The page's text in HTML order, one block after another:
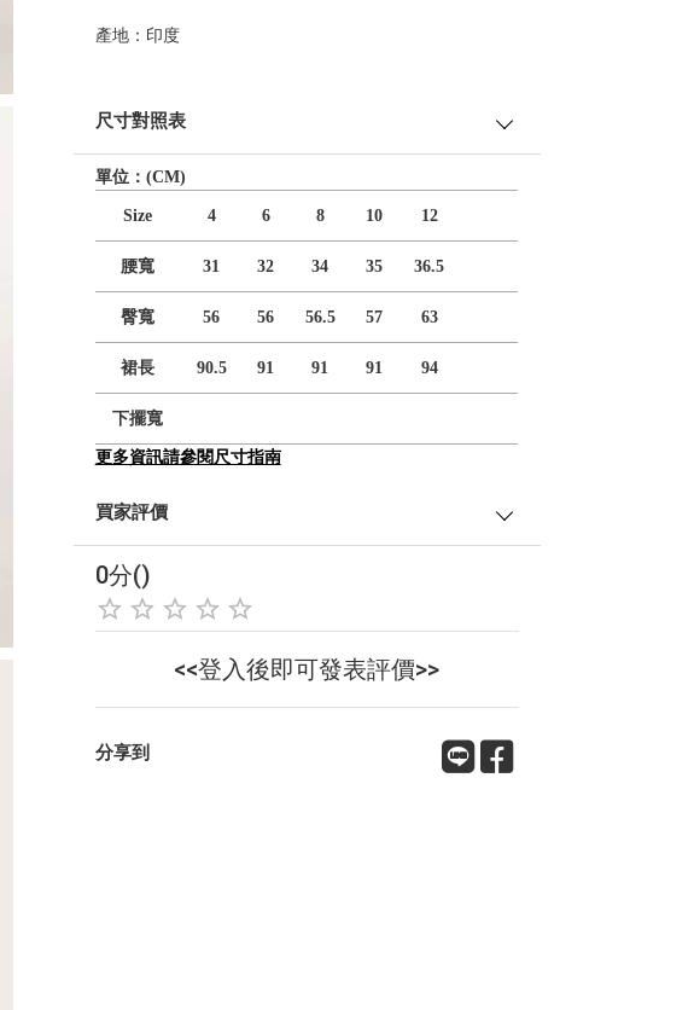
產地：印度
尺寸對照表
單位：(CM)
Size 4 6 8 10 12
腰寬 31 32 34 35 36.5
臀寬 56 56 56.5 57 63
裙長 90.5 91 91 91 94
下擺寬
更多資訊請參閱尺寸指南
買家評價
0分()
<<登入後即可發表評價>>
分享到